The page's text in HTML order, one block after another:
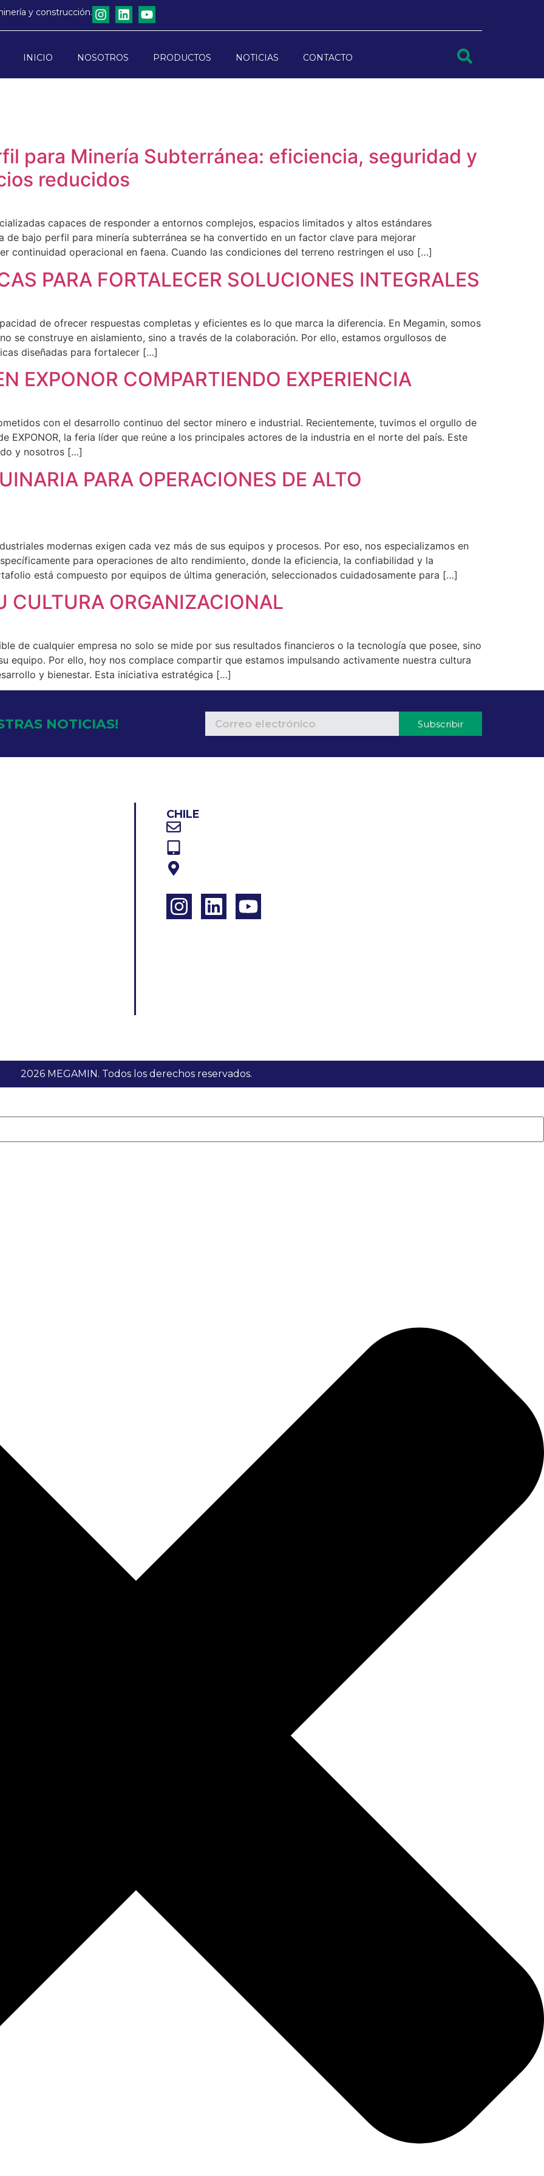
y construcción.
INICIO NOSOTROS PRODUCTOS NOTICIAS CONTACTO
para Minería Subterránea: eficiencia, seguridad y
reducidos
capaces de responder a entornos complejos, espacios limitados y altos estándares
de bajo perfil para minería subterránea se ha convertido en un factor clave para mejorar
continuidad operacional en faena. Cuando las condiciones del terreno restringen el uso […]
PARA FORTALECER SOLUCIONES INTEGRALES
de ofrecer respuestas completas y eficientes es lo que marca la diferencia. En Megamin, somos
se construye en aislamiento, sino a través de la colaboración. Por ello, estamos orgullosos de
diseñadas para fortalecer […]
EXPONOR COMPARTIENDO EXPERIENCIA
con el desarrollo continuo del sector minero e industrial. Recientemente, tuvimos el orgullo de
EXPONOR, la feria líder que reúne a los principales actores de la industria en el norte del país. Este
y nosotros […]
PARA OPERACIONES DE ALTO
modernas exigen cada vez más de sus equipos y procesos. Por eso, nos especializamos en
para operaciones de alto rendimiento, donde la eficiencia, la confiabilidad y la
está compuesto por equipos de última generación, seleccionados cuidadosamente para […]
CULTURA ORGANIZACIONAL
de cualquier empresa no solo se mide por sus resultados financieros o la tecnología que posee, sino
equipo. Por ello, hoy nos complace compartir que estamos impulsando activamente nuestra cultura
y bienestar. Esta iniciativa estratégica […]
NOTICIAS! Subscribir
CHILE
2026 MEGAMIN. Todos los derechos reservados.